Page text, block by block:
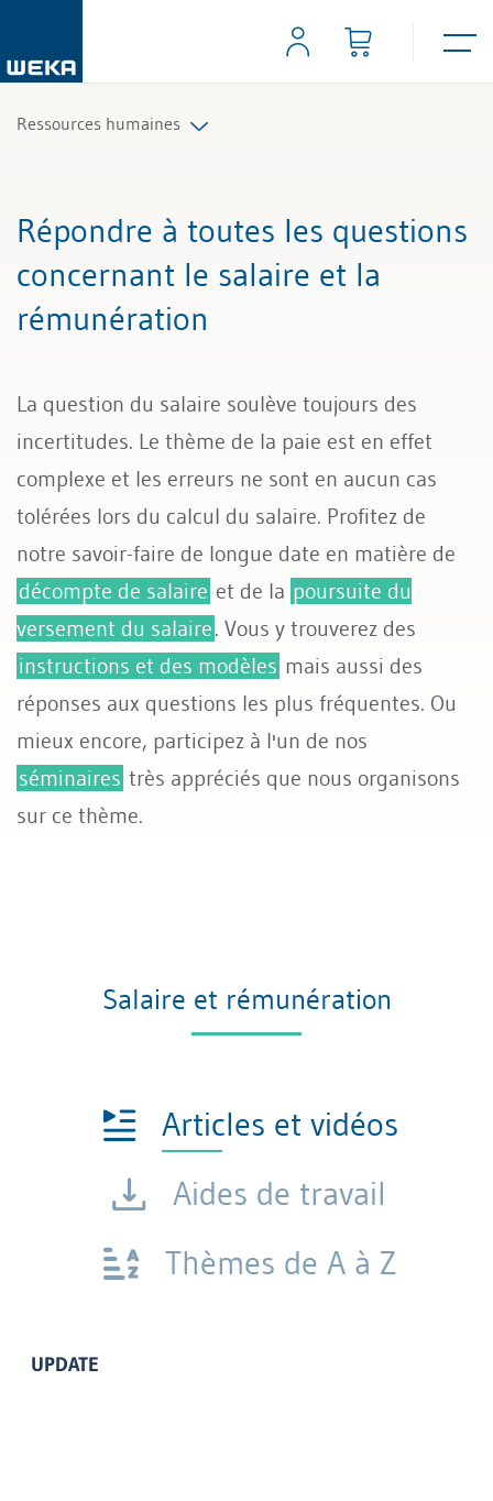
Ressources humaines
Contrats de travail et règlements
Temps de travail et absences
Gestion du personnel
Licenciement et certificat de travail
Assurances sociales
Répondre à toutes les questions
concernant le salaire et la
rémunération
La question du salaire soulève toujours des
incertitudes. Le thème de la paie est en effet
complexe et les erreurs ne sont en aucun cas
tolérées lors du calcul du salaire. Profitez de
notre savoir-faire de longue date en matière de
décompte de salaire et de la poursuite du
versement du salaire. Vous y trouverez des
instructions et des modèles mais aussi des
réponses aux questions les plus fréquentes. Ou
mieux encore, participez à l'un de nos
séminaires très appréciés que nous organisons
sur ce thème.
Salaire et rémunération
Articles et vidéos
Aides de travail
Thèmes de A à Z
UPDATE